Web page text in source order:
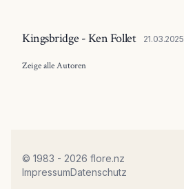
Kingsbridge - Ken Follet 21.03.2025
Zeige alleAutoren
© 1983 - 2026 flore.nz
ImpressumDatenschutz